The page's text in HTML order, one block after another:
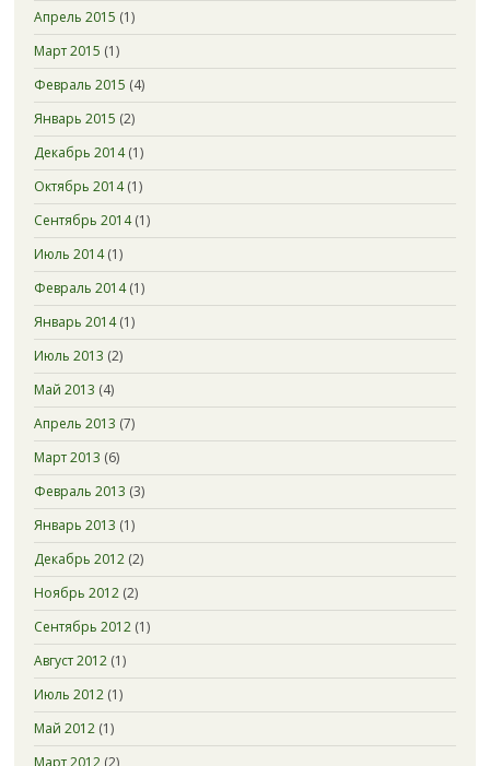
Апрель 2015 (1)
Март 2015 (1)
Февраль 2015 (4)
Январь 2015 (2)
Декабрь 2014(1)
Октябрь 2014(1)
Сентябрь 2014(1)
Июль 2014(1)
Февраль 2014(1)
Январь 2014(1)
Июль 2013 (2)
Май 2013 (4)
Апрель 2013 (7)
Март 2013 (6)
Февраль 2013 (3)
Январь 2013 (1)
Декабрь 2012(2)
Ноябрь 2012(2)
Сентябрь 2012(1)
Август 2012(1)
Июль 2012(1)
Май 2012(1)
Март 2012(2)